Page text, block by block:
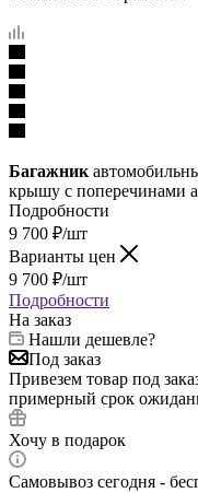
Багажник
крышу с поперечинами
Подробности
9 700 ₽/шт
Варианты цен
9 700 ₽/шт
Подробности
На заказ
Нашли дешевле?
Под заказ
Привезем товар под
примерный срок
Хочу в подарок
Самовывоз сегодня -